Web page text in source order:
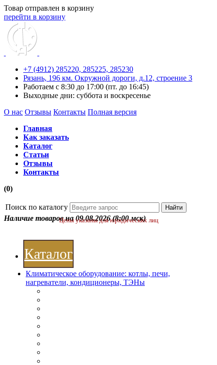
Товар отправлен в корзину
перейти в корзину
+7 (4912) 285220, 285225, 285230
Рязань, 196 км. Окружной дороги, д.12, строение 3
Работаем с 8:30 до 17:00 (пт. до 16:45)
Выходные дни: суббота и воскресенье
О нас Отзывы Контакты Полная версия
Главная
Как заказать
Каталог
Статьи
Отзывы
Контакты
(0)
Поиск по каталогу
Наличие товаров на 09.08.2026 (8:00 мск)
Цены указаны для юридических лиц
Каталог
Климатическое оборудование: котлы, печи,
нагреватели, кондиционеры, ТЭНы